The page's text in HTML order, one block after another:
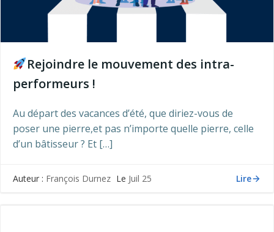
Rejoindre le mouvement des intra-
performeurs !
Au départ des vacances d’été, que diriez-vous de
poser une pierre,et pas n’importe quelle pierre, celle
d’un bâtisseur ? Et […]
Auteur : François Durnez Le Juil 25 Lire